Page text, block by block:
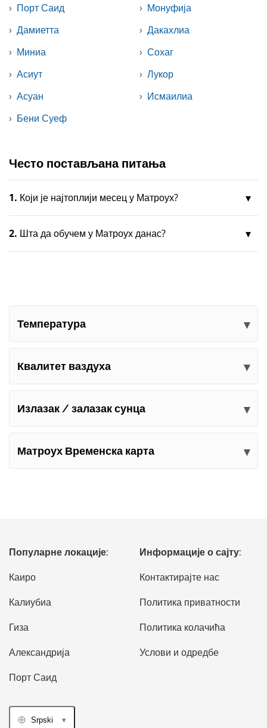
Порт Саид
Монуфија
Дамиетта
Дакахлиа
Миниа
Сохаг
Асиут
Лукор
Асуан
Исмаилиа
Бени Суеф
Често постављана питања
1. Који је најтоплији месец у Матроух?
2. Шта да обучем у Матроух данас?
Температура
Квалитет ваздуха
Излазак / залазак сунца
Матроух Временска карта
Популарне локације:
Каиро
Калиубиа
Гиза
Александрија
Порт Саид
Информације о сајту:
Контактирајте нас
Политика приватности
Политика колачића
Услови и одредбе
Srpski